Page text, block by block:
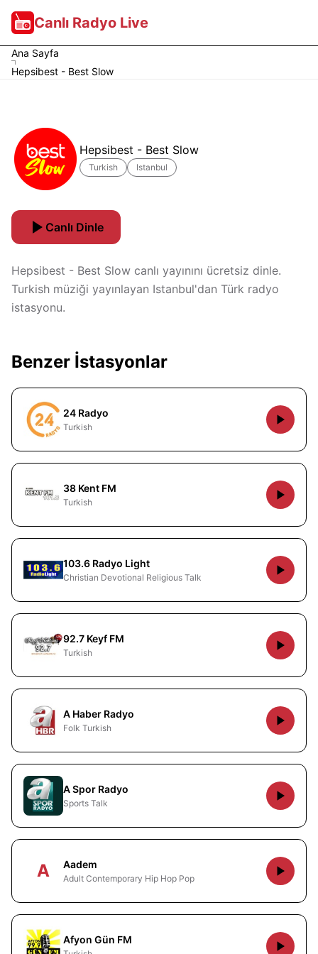
Canlı Radyo Live
Ana Sayfa
Hepsibest - Best Slow
Hepsibest - Best Slow
Turkish Istanbul
Canlı Dinle
Hepsibest - Best Slow canlı yayınını ücretsiz dinle.
Turkish müziği yayınlayan Istanbul'dan Türk radyo
istasyonu.
Benzer İstasyonlar
24 Radyo
Turkish
38 Kent FM
Turkish
103.6 Radyo Light
Christian Devotional Religious Talk
92.7 Keyf FM
Turkish
A Haber Radyo
Folk Turkish
A Spor Radyo
Sports Talk
A Aadem
Adult Contemporary Hip Hop Pop
Afyon Gün FM